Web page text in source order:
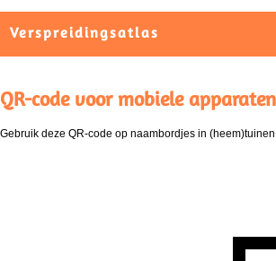
Verspreidingsatlas
QR-code voor mobiele apparaten
Gebruik deze QR-code op naambordjes in